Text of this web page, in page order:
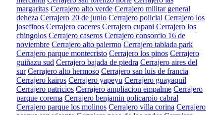
margaritas Cerrajero alto verde Cerrajero militar general
deheza Cerrajero 20 de junio Cerrajero policial Cerrajero los
josefinos Cerrajero caceres Cerrajero cupani Cerrajero los
chingolos Cerrajero caseros Cerrajero consorcio 16 de
noviembre Cerrajero alto palermo Cerrajero tablada park
Cerrajero parque montecristo Cerrajero los pinos Cerrajero
guiñazu sud Cerrajero bajada de piedra Cerrajero aires del
sur Cerrajero alto hermoso Cerrajero san luis de francia
Cerrajero kairos Cerrajero yapeyu Cerrajero guayaquil
Cerrajero patricios Cerrajero ampliacion empalme Cerrajero
parque corema Cerrajero benjamin policarpio cabral
Cerrajero parque los molinos Cerrajero villa corina Cerrajero